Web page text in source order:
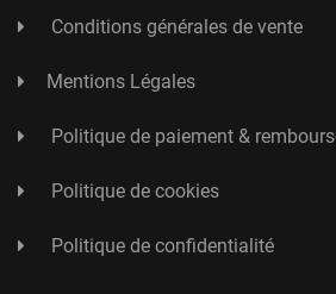
Conditions générales de vente
Mentions Légales
Politique de paiement &
Politique de cookies
Politique de confidentialité